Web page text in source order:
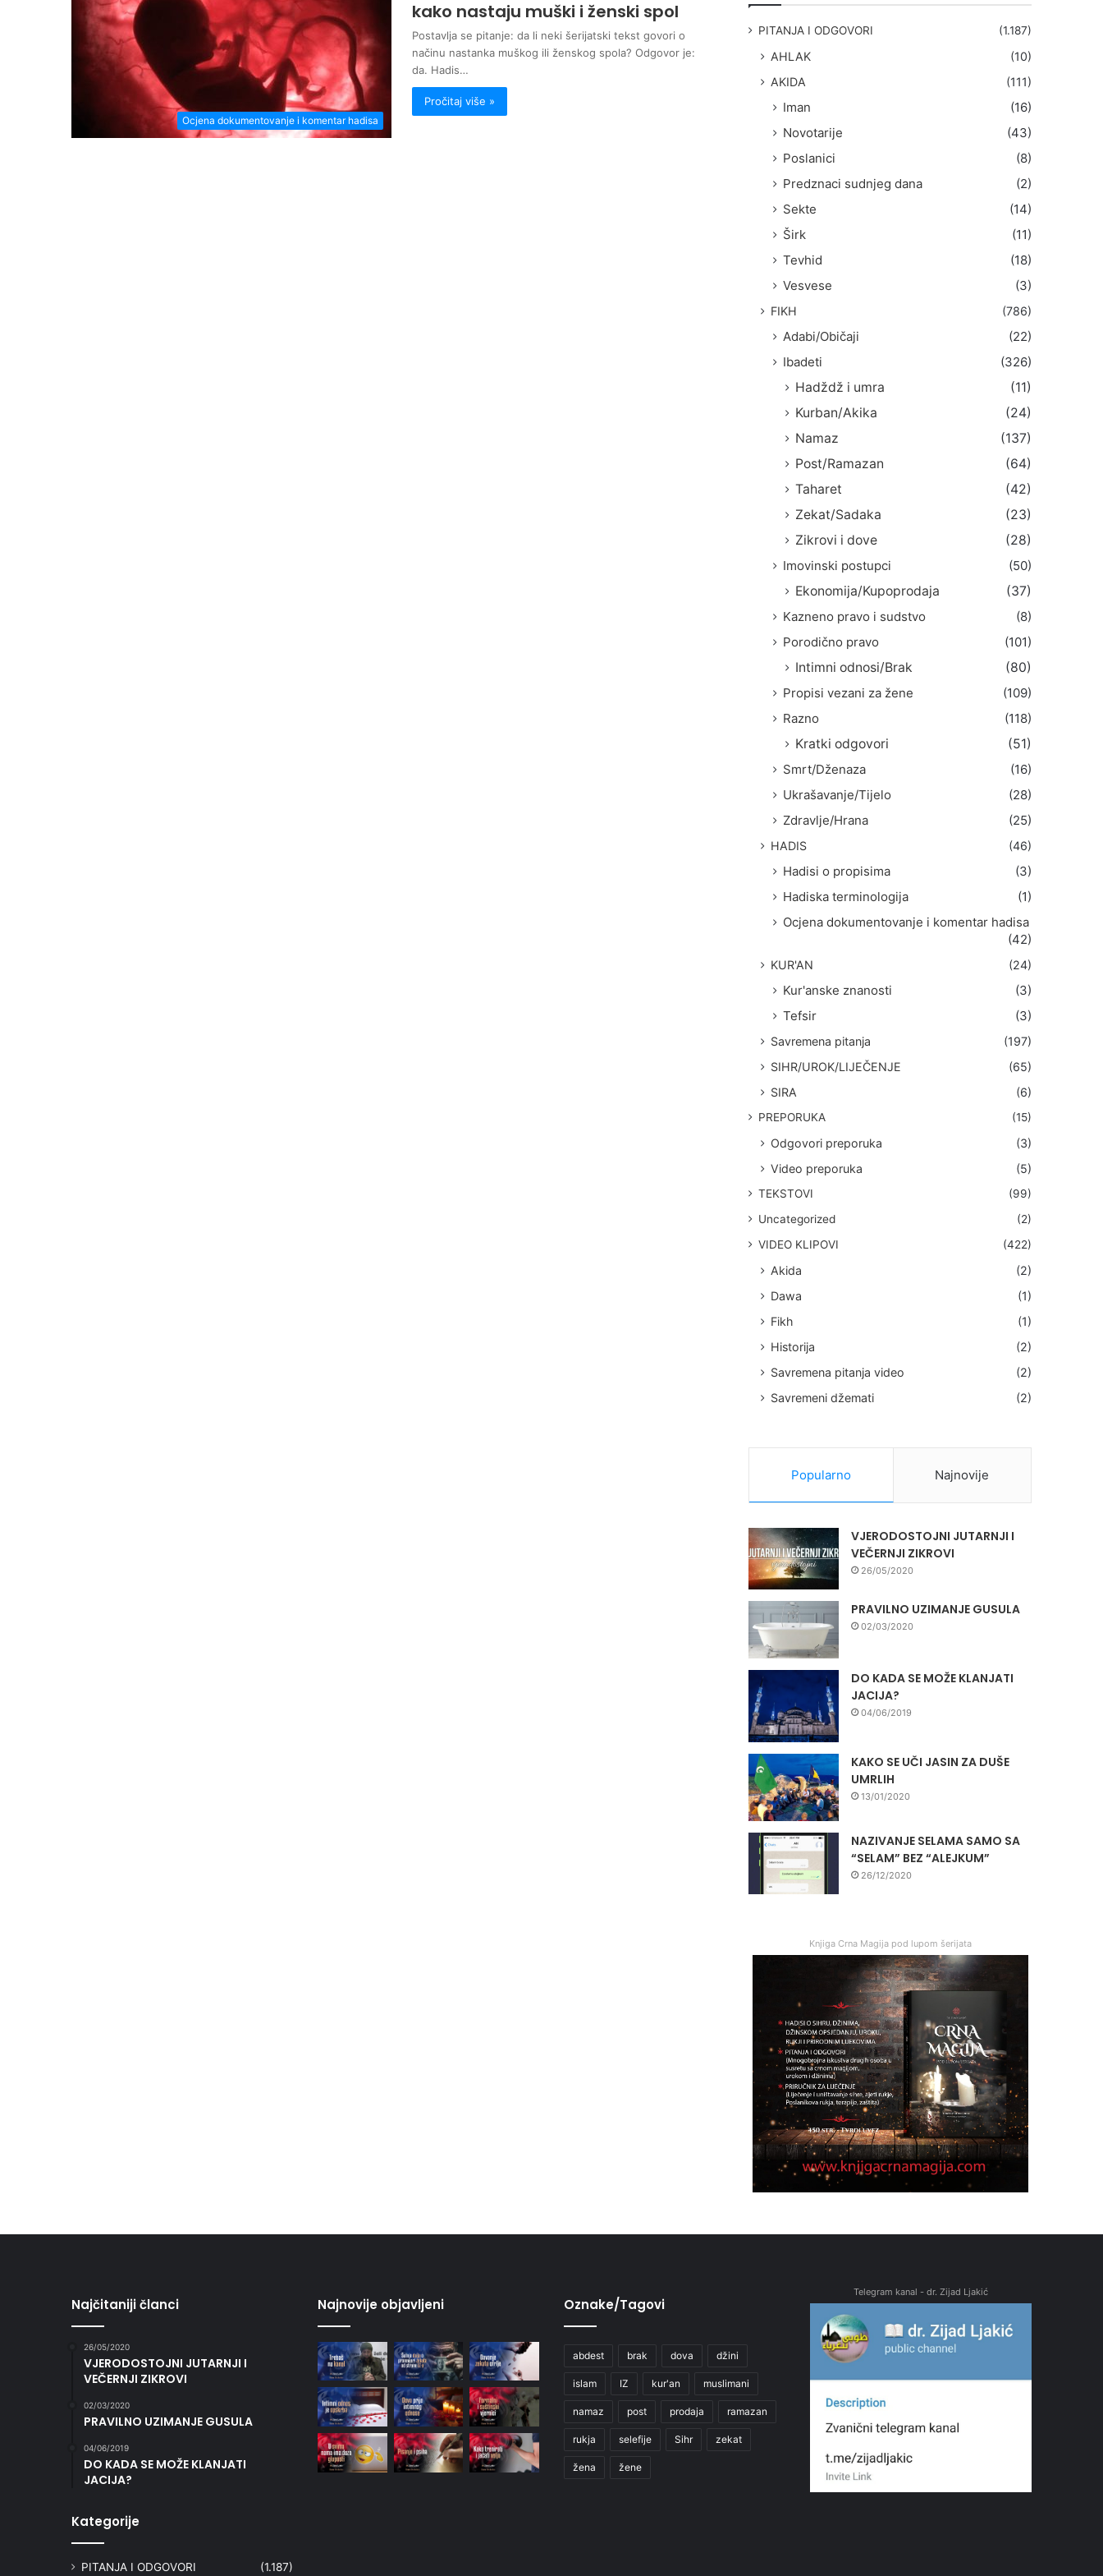
Ocjena dokumentovanje i komentar hadisa
kako nastaju muški i ženski spol
Postavlja se pitanje: da li neki šerijatski tekst govori o
načinu nastanka muškog ili ženskog spola? Odgovor je:
da. Hadis…
Pročitaj više »
PITANJA I ODGOVORI (1.187)
AHLAK
(10)
AKIDA
(111)
Iman
(16)
Novotarije
(43)
Poslanici
(8)
Predznaci sudnjeg dana
(2)
Sekte
(14)
Širk
(11)
Tevhid
(18)
Vesvese
(3)
FIKH (786)
Adabi/Običaji
(22)
Ibadeti
(326)
Hadždž i umra
(11)
Kurban/Akika
(24)
Namaz
(137)
Post/Ramazan
(64)
Taharet
(42)
Zekat/Sadaka
(23)
Zikrovi i dove
(28)
Imovinski postupci
(50)
Ekonomija/Kupoprodaja
(37)
Kazneno pravo i sudstvo
(8)
Porodično pravo
(101)
Intimni odnosi/Brak
(80)
Propisi vezani za žene
(109)
Razno
(118)
Kratki odgovori
(51)
Smrt/Dženaza
(16)
Ukrašavanje/Tijelo
(28)
Zdravlje/Hrana
(25)
HADIS (46)
Hadisi o propisima
(3)
Hadiska terminologija
(1)
Ocjena dokumentovanje i komentar hadisa
(42)
KUR'AN (24)
Kur'anske znanosti
(3)
Tefsir
(3)
Savremena pitanja
(197)
SIHR/UROK/LIJEČENJE
(65)
SIRA
(6)
PREPORUKA (15)
Odgovori preporuka
(3)
Video preporuka
(5)
TEKSTOVI
(99)
Uncategorized
(2)
VIDEO KLIPOVI
(422)
Akida
(2)
Dawa
(1)
Fikh
(1)
Historija
(2)
Savremena pitanja video
(2)
Savremeni džemati
(2)
Popularno Najnovije
VJERODOSTOJNI JUTARNJI I
VEČERNJI ZIKROVI
26/05/2020
PRAVILNO UZIMANJE GUSULA
02/03/2020
DO KADA SE MOŽE KLANJATI
JACIJA?
04/06/2019
KAKO SE UČI JASIN ZA DUŠE
UMRLIH
13/01/2020
NAZIVANJE SELAMA SAMO SA
“SELAM” BEZ “ALEJKUM”
26/12/2020
Knjiga Crna Magija pod lupom šerijata
Najčitaniji članci
26/05/2020
VJERODOSTOJNI JUTARNJI I
VEČERNJI ZIKROVI
02/03/2020
PRAVILNO UZIMANJE GUSULA
04/06/2019
DO KADA SE MOŽE KLANJATI
JACIJA?
Kategorije
PITANJA I ODGOVORI (1.187)
Najnovije objavljeni Oznake/Tagovi
abdest brak dova džini
islam IZ kur'an muslimani
namaz post prodaja ramazan
rukja selefije Sihr zekat
žena žene
Telegram kanal - dr. Zijad Ljakić